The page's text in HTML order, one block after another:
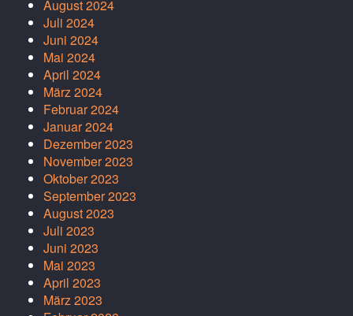
August 2024
Juli 2024
Juni 2024
Mai 2024
April 2024
März 2024
Februar 2024
Januar 2024
Dezember 2023
November 2023
Oktober 2023
September 2023
August 2023
Juli 2023
Juni 2023
Mai 2023
April 2023
März 2023